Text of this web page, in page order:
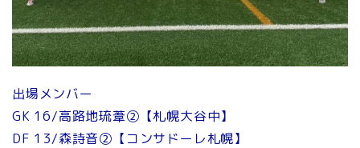
出場メンバー
GK 16/高路地琉葦②【札幌大谷中】
DF 13/森詩音②【コンサドーレ札幌】